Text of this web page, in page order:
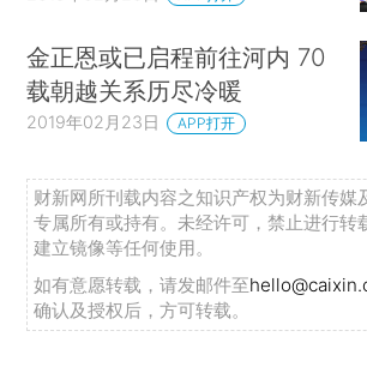
金正恩或已启程前往河内 70
载朝越关系历尽冷暖
2019年02月23日 APP打开
财新网所刊载内容之知识产权为财新传媒
专属所有或持有。未经许可，禁止进行转
建立镜像等任何使用。
如有意愿转载，请发邮件至
确认及授权后，方可转载。